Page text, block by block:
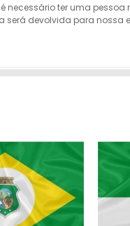
é necessário ter uma
será devolvida para nossa